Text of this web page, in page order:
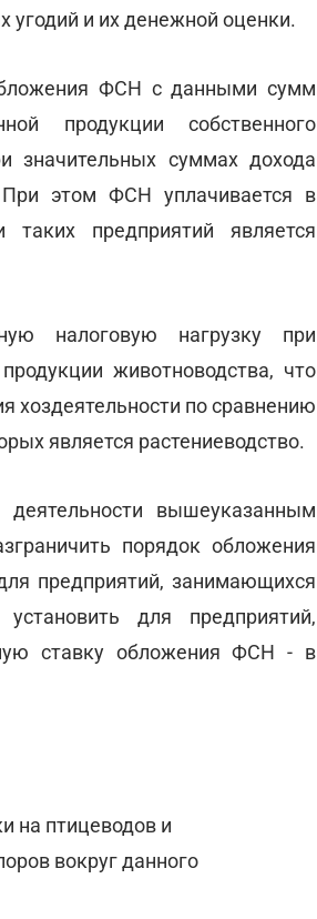
угодий и их денежной оценки.
ФСН с данными сумм
продукции собственного
значительных суммах дохода
При этом ФСН уплачивается в
предприятий является
налоговую нагрузку при
животноводства, что
хоздеятельности по сравнению
является растениеводство.
вышеуказанным
порядок обложения
предприятий, занимающихся
для предприятий,
ставку обложения ФСН - в
на птицеводов и
вокруг данного